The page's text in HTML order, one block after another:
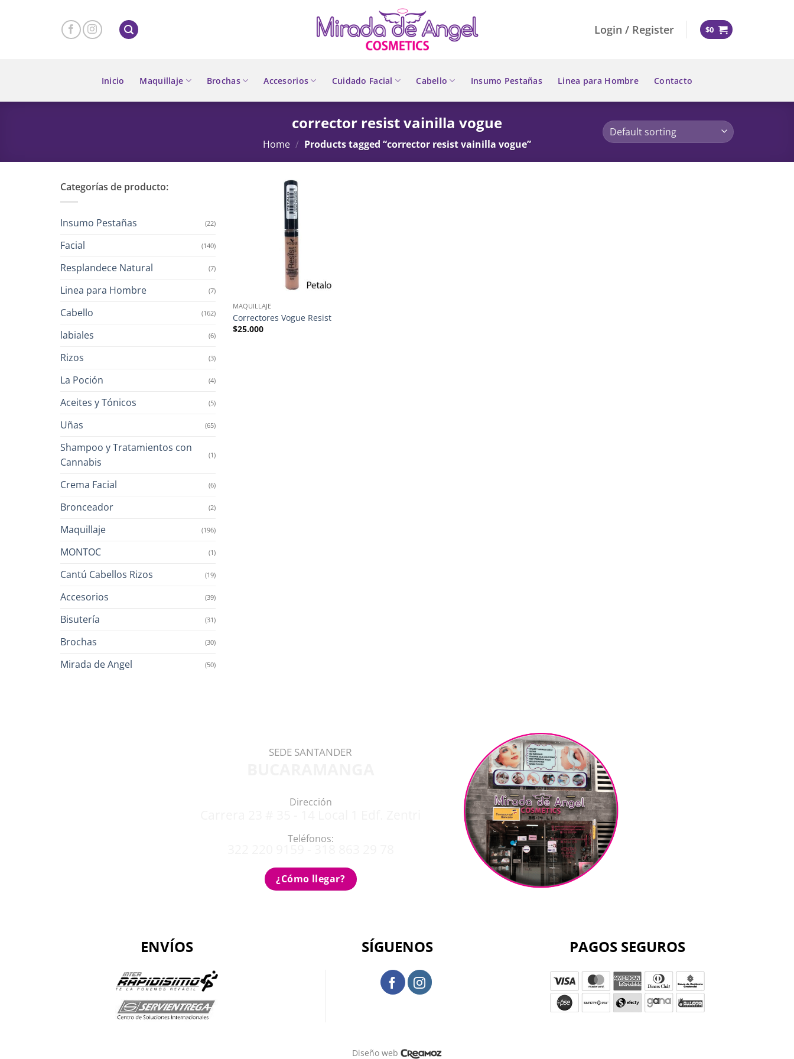
Login / Register $0
Inicio Maquillaje Brochas Accesorios Cuidado Facial Cabello Insumo Pestañas Linea para Hombre Contacto
corrector resist vainilla vogue
Home / Products tagged “corrector resist vainilla vogue”
Categorías de producto:
Insumo Pestañas (22)
Facial (140)
Resplandece Natural (7)
Linea para Hombre (7)
Cabello (162)
labiales (6)
Rizos (3)
La Poción (4)
Aceites y Tónicos (5)
Uñas (65)
Shampoo y Tratamientos con
Cannabis
(1)
Crema Facial (6)
Bronceador (2)
Maquillaje (196)
MONTOC (1)
Cantú Cabellos Rizos (19)
Accesorios (39)
Bisutería (31)
Brochas (30)
Mirada de Angel (50)
MAQUILLAJE
Correctores Vogue Resist
$25.000
SEDE SANTANDER
Dirección
Teléfonos:
¿Cómo llegar?
ENVÍOS SÍGUENOS PAGOS SEGUROS
Diseño web